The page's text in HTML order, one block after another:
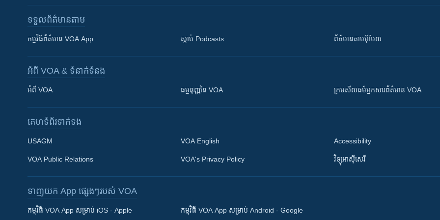
Khmer English
ទទួល​ព័ត៌មាន​តាម
កម្មវិធី​ព័ត៌មាន VOA App ស្តាប់ Podcasts ព័ត៌មាន​តាម​អ៊ីមែល
អំពី​ VOA & ទំនាក់ទំនង
អំពី​ VOA ធម្មនុញ្ញ​នៃ VOA ក្រម​​​សីលធម៌​​​អ្នក​​​សារព័ត៌មាន VOA
គេហទំព័រ​​ទាក់ទង
USAGM
VOA Public Relations
VOA English
VOA's Privacy Policy
Accessibility
វិទ្យុ​អាស៊ី​សេរី
ទាញយក​ App ផ្សេងៗ​របស់​ VOA
កម្មវិធី​ VOA App សម្រាប់ iOS - Apple កម្មវិធី​ VOA App សម្រាប់ Android - Google